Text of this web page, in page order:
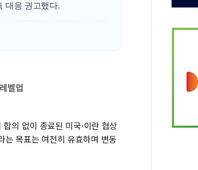
대응 권고했다.
벨업
의 없이 종료된 미국·이란 협상
는 목표는 여전히 유효하며 변동